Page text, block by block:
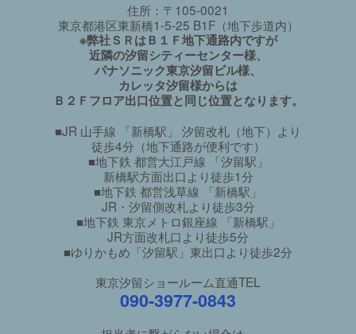
住所：〒105-0021
東京都港区東新橋1-5-25 B1F（地下歩道内）
※弊社ＳＲはＢ１Ｆ地下通路内ですが
近隣の汐留シティーセンター様、
パナソニック東京汐留ビル様、
カレッタ汐留様からは
Ｂ２Ｆフロア出口位置と同じ位置となります。
■JR 山手線 「新橋駅」 汐留改札（地下）より
徒歩4分（地下通路が便利です）
■地下鉄 都営大江戸線 「汐留駅」
新橋駅方面出口より徒歩1分
■地下鉄 都営浅草線 「新橋駅」
JR・汐留側改札より徒歩3分
■地下鉄 東京メトロ銀座線 「新橋駅」
JR方面改札口より徒歩5分
■ゆりかもめ「汐留駅」東出口より徒歩2分
東京汐留ショールーム直通TEL
090-3977-0843